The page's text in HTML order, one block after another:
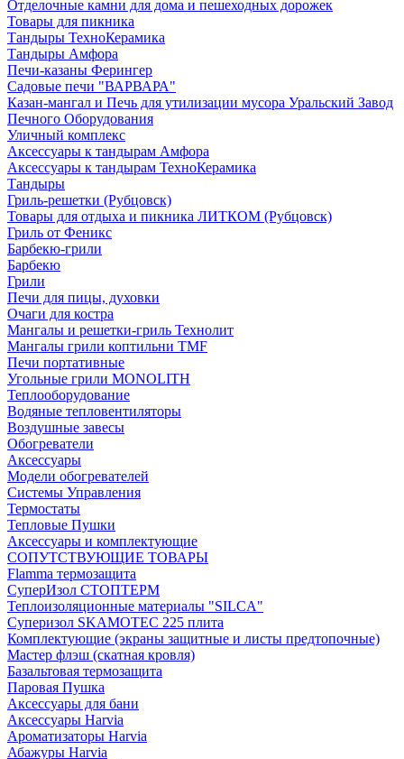
Отделочные камни для дома и пешеходных дорожек
Товары для пикника
Тандыры ТехноКерамика
Тандыры Амфора
Печи-казаны Ферингер
Садовые печи "ВАРВАРА"
Казан-мангал и Печь для утилизации мусора Уральский Завод
Печного Оборудования
Уличный комплекс
Аксессуары к тандырам Амфора
Аксессуары к тандырам ТехноКерамика
Тандыры
Гриль-решетки (Рубцовск)
Товары для отдыха и пикника ЛИТКОМ (Рубцовск)
Гриль от Феникс
Барбекю-грили
Барбекю
Грили
Печи для пицы, духовки
Очаги для костра
Мангалы и решетки-гриль Технолит
Мангалы грили коптильни TMF
Печи портативные
Угольные грили MONOLITH
Теплооборудование
Водяные тепловентиляторы
Воздушные завесы
Обогреватели
Аксессуары
Модели обогревателей
Системы Управления
Термостаты
Тепловые Пушки
Аксессуары и комплектующие
СОПУТСТВУЮЩИЕ ТОВАРЫ
Flamma термозащита
СуперИзол СТОПТЕРМ
Теплоизоляционные материалы "SILCA"
Суперизол SKAMOTEC 225 плита
Комплектующие (экраны защитные и листы предтопочные)
Мастер флэш (скатная кровля)
Базальтовая термозащита
Паровая Пушка
Аксессуары для бани
Аксессуары Harvia
Ароматизаторы Harvia
Абажуры Harvia